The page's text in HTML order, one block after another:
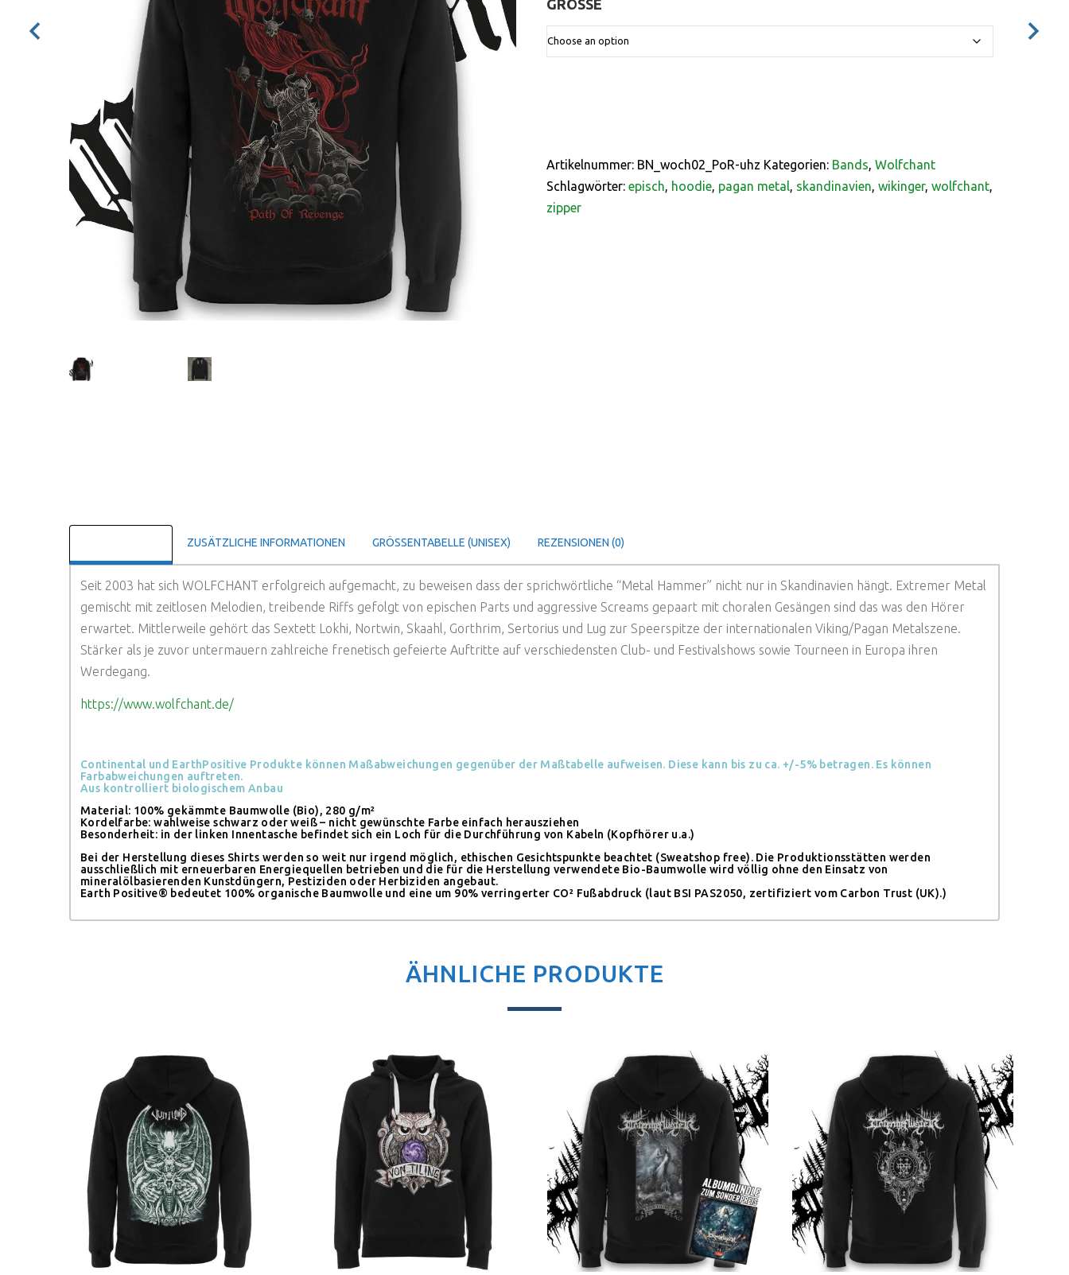
GRÖSSE
Artikelnummer: BN_woch02_PoR-uhz Kategorien: Bands Wolfchant
Schlagwörter: episch hoodie pagan metal skandinavien wikinger, wolfchant
zipper
ZUSÄTZLICHE INFORMATIONEN GRÖSSENTABELLE (UNISEX) REZENSIONEN (0)
Seit 2003 hat sich WOLFCHANT erfolgreich aufgemacht, zu beweisen dass der sprichwörtliche “Metal Hammer” nicht nur in Skandinavien hängt. Extremer Metal
gemischt mit zeitlosen Melodien, treibende Riffs gefolgt von epischen Parts und aggressive Screams gepaart mit choralen Gesängen sind das was den Hörer
erwartet. Mittlerweile gehört das Sextett Lokhi, Nortwin, Skaahl, Gorthrim, Sertorius und Lug zur Speerspitze der internationalen Viking/Pagan Metalszene.
Stärker als je zuvor untermauern zahlreiche frenetisch gefeierte Auftritte auf verschiedensten Club- und Festivalshows sowie Tourneen in Europa ihren
Werdegang.
https://www.wolfchant.de/
Continental und EarthPositive Produkte können Maßabweichungen gegenüber der Maßtabelle aufweisen. Diese kann bis zu ca. +/-5% betragen. Es können
Farbabweichungen auftreten.
Aus kontrolliert biologischem Anbau
Material: 100% gekämmte Baumwolle (Bio), 280 g/m²
Kordelfarbe: wahlweise schwarz oder weiß – nicht gewünschte Farbe einfach herausziehen
Besonderheit: in der linken Innentasche befindet sich ein Loch für die Durchführung von Kabeln (Kopfhörer u.a.)
Bei der Herstellung dieses Shirts werden so weit nur irgend möglich, ethischen Gesichtspunkte beachtet (Sweatshop free). Die Produktionsstätten werden
ausschließlich mit erneuerbaren Energiequellen betrieben und die für die Herstellung verwendete Bio-Baumwolle wird völlig ohne den Einsatz von
mineralölbasierenden Kunstdüngern, Pestiziden oder Herbiziden angebaut.
Earth Positive® bedeutet 100% organische Baumwolle und eine um 90% verringerter CO² Fußabdruck (laut BSI PAS2050, zertifiziert vom Carbon Trust (UK).)
ÄHNLICHE PRODUKTE